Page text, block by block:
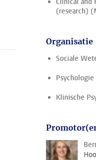
(research)
Organisatie
Sociale
Psychologie
Klinische